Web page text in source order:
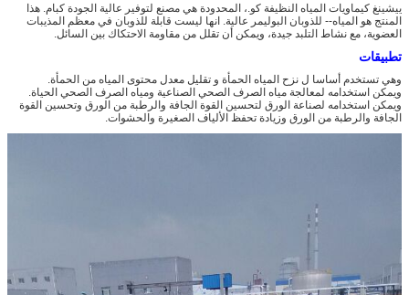
ييشينغ كيماويات المياه النظيفة كو.، المحدودة هي مصنع لتوفير عالية الجودة كبام. هذا
المنتج هو المياه-- للذوبان البوليمر عالية. انها ليست قابلة للذوبان في معظم المذيبات
العضوية، مع نشاط التلبد جيدة، ويمكن أن تقلل من مقاومة الاحتكاك بين السائل.
تطبيقات
وهي تستخدم أساسا ل نزح المياه الحمأة و تقليل معدل محتوى المياه من الحمأة.
ويمكن استخدامه لمعالجة مياه الصرف الصحي الصناعية ومياه الصرف الصحي الحياة.
ويمكن استخدامه لصناعة الورق لتحسين القوة الجافة والرطبة من الورق وتحسين القوة
الجافة والرطبة من الورق وزيادة تحفظ الألياف الصغيرة والحشوات.